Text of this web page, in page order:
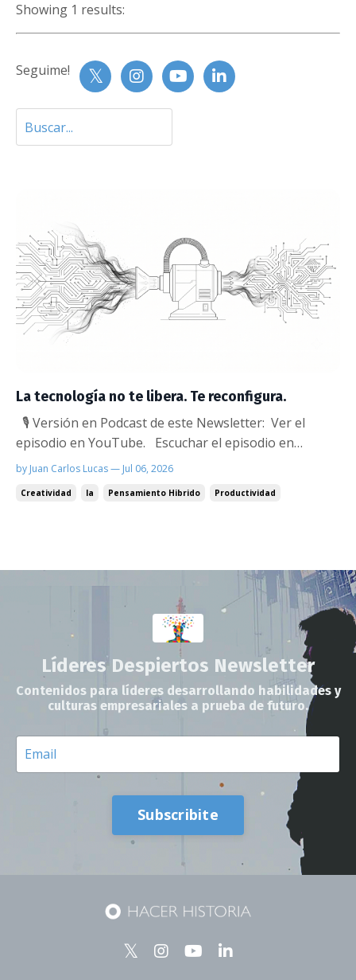
Showing 1 results:
Seguime!
La tecnología no te libera. Te reconfigura.
episodio en YouTube. Escuchar el episodio en
Spotify. La IA no vacía tu agenda: reconfigura tu
existe La metáfora funciona así: la IA es como una
by Juan Carlos Lucas — Jul 06, 2026
Creatividad Ia Pensamiento Hibrido Productividad
Líderes Despiertos Newsletter
Contenidos para líderes desarrollando habilidades y
culturas empresariales a prueba de futuro.
Subscribite